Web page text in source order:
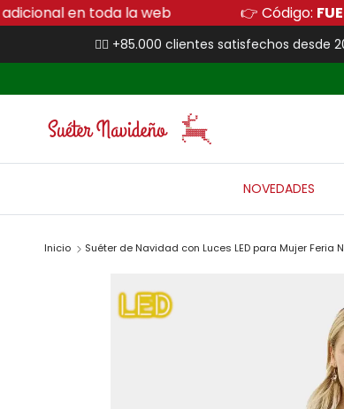
Ir al contenido
10% de descuento adicional en toda la web
👍🏻 +85.000 clientes satisfechos desde
NOVEDADES
Inicio Suéter de Navidad con Luces LED para Mujer Feria